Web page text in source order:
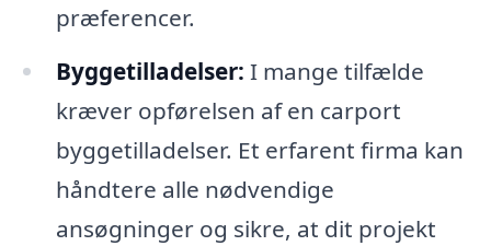
præferencer.
Byggetilladelser: I mange tilfælde
kræver opførelsen af en carport
byggetilladelser. Et erfarent firma kan
håndtere alle nødvendige
ansøgninger og sikre, at dit projekt